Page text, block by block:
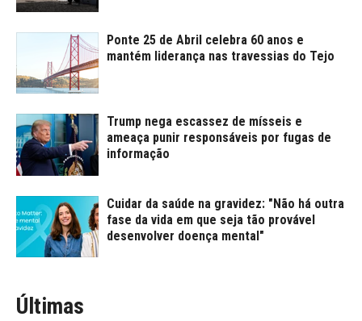
Ponte 25 de Abril celebra 60 anos e
mantém liderança nas travessias do Tejo
Trump nega escassez de mísseis e
ameaça punir responsáveis por fugas de
informação
Cuidar da saúde na gravidez: "Não há outra
fase da vida em que seja tão provável
desenvolver doença mental"
Últimas